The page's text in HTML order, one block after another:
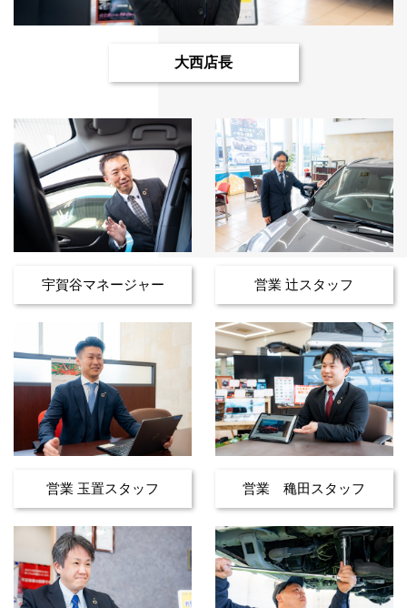
大西店長
宇賀谷マネージャー 営業 辻スタッフ
営業 玉置スタッフ 営業 穐田スタッフ